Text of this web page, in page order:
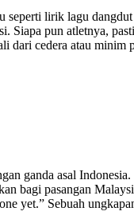
seperti lirik lagu
Siapa pun atletnya,
dari cedera atau minim
ganda asal
bagi pasangan
yet.” Sebuah